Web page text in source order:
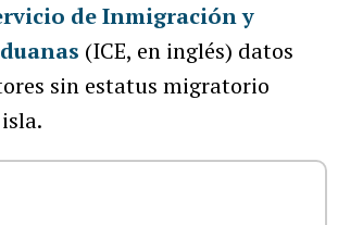
de Inmigración y
(ICE, en inglés) datos
sin estatus migratorio